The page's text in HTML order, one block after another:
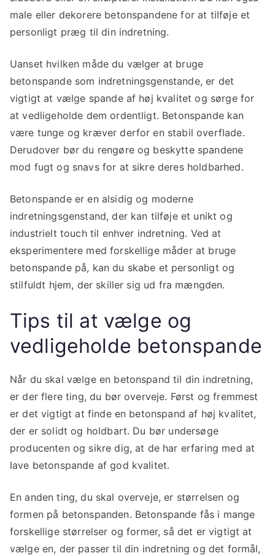
male eller dekorere betonspandene for at tilføje et
personligt præg til din indretning.
Uanset hvilken måde du vælger at bruge
betonspande som indretningsgenstande, er det
vigtigt at vælge spande af høj kvalitet og sørge for
at vedligeholde dem ordentligt. Betonspande kan
være tunge og kræver derfor en stabil overflade.
Derudover bør du rengøre og beskytte spandene
mod fugt og snavs for at sikre deres holdbarhed.
Betonspande er en alsidig og moderne
indretningsgenstand, der kan tilføje et unikt og
industrielt touch til enhver indretning. Ved at
eksperimentere med forskellige måder at bruge
betonspande på, kan du skabe et personligt og
stilfuldt hjem, der skiller sig ud fra mængden.
Tips til at vælge og
vedligeholde betonspande
Når du skal vælge en betonspand til din indretning,
er der flere ting, du bør overveje. Først og fremmest
er det vigtigt at finde en betonspand af høj kvalitet,
der er solidt og holdbart. Du bør undersøge
producenten og sikre dig, at de har erfaring med at
lave betonspande af god kvalitet.
En anden ting, du skal overveje, er størrelsen og
formen på betonspanden. Betonspande fås i mange
forskellige størrelser og former, så det er vigtigt at
vælge en, der passer til din indretning og det formål,